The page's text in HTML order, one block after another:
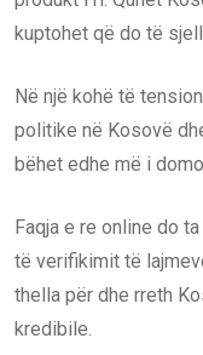
kuptohet që do të
Në një kohë të
politike në Kosovë
bëhet edhe më i
Faqja e re online do
të verifikimit të
thella për dhe rreth
kredibile.